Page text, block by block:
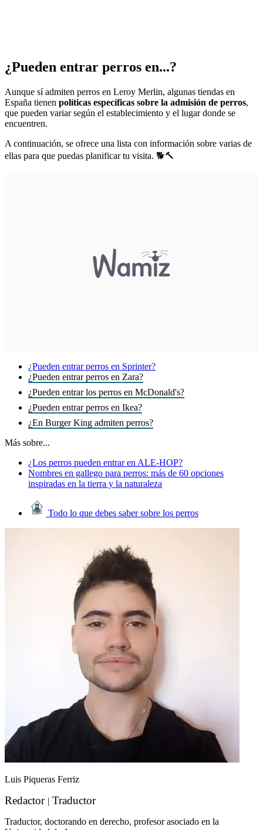
¿Pueden entrar perros en...?
Aunque sí admiten perros en Leroy Merlin, algunas tiendas en
España tienen políticas específicas sobre la admisión de perros,
que pueden variar según el establecimiento y el lugar donde se
encuentren.
A continuación, se ofrece una lista con información sobre varias de
ellas para que puedas planificar tu visita. 🐕🔨
¿Pueden entrar perros en Sprinter?
¿Pueden entrar perros en Zara?
¿Pueden entrar los perros en McDonald's?
¿Pueden entrar perros en Ikea?
¿En Burger King admiten perros?
Más sobre...
¿Los perros pueden entrar en ALE-HOP?
Nombres en gallego para perros: más de 60 opciones
inspiradas en la tierra y la naturaleza
Todo lo que debes saber sobre los perros
Luis Piqueras Ferriz
Redactor | Traductor
Traductor, doctorando en derecho, profesor asociado en la